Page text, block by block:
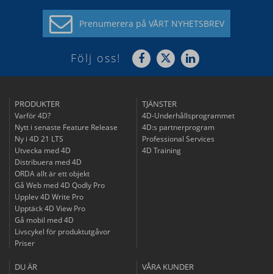
Prenumerera på VÅRT NYHETSBREV
Följ oss!
PRODUKTER
Varför 4D?
Nytt i senaste Feature Release
Ny i 4D 21 LTS
Utvecka med 4D
Distribuera med 4D
ORDA allt är ett objekt
Gå Web med 4D Qodly Pro
Upplev 4D Write Pro
Upptäck 4D View Pro
Gå mobil med 4D
Livscykel för produktutgåvor
Priser
TJÄNSTER
4D-Underhållsprogrammet
4D:s partnerprogram
Professional Services
4D Training
DU ÄR VÅRA KUNDER